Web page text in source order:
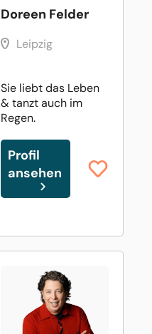
Doreen Felder
Leipzig
Sie liebt das Leben
& tanzt auch im
Regen.
Profil
ansehen